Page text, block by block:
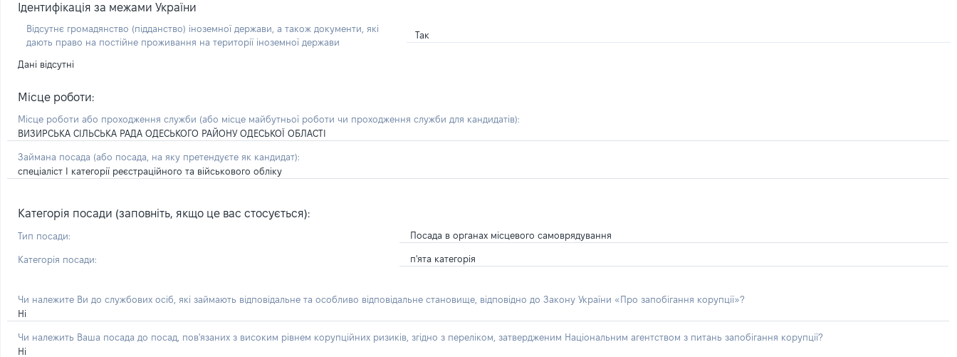
Ідентифікація за межами України
Відсутнє громадянство (підданство) іноземної держави, а також документи, які
дають право на постійне проживання на території іноземної держави
Так
Дані відсутні
Місце роботи:
Місце роботи або проходження служби (або місце майбутньої роботи чи проходження служби для кандидатів):
ВИЗИРСЬКА СІЛЬСЬКА РАДА ОДЕСЬКОГО РАЙОНУ ОДЕСЬКОЇ ОБЛАСТІ
Займана посада (або посада, на яку претендуєте як кандидат):
спеціаліст І категорії реєстраційного та військового обліку
Категорія посади (заповніть, якщо це вас стосується):
Тип посади: Посада в органах місцевого самоврядування
Категорія посади: п'ята категорія
Чи належите Ви до службових осіб, які займають відповідальне та особливо відповідальне становище, відповідно до Закону України «Про запобігання корупції»?
Ні
Чи належить Ваша посада до посад, пов'язаних з високим рівнем корупційних ризиків, згідно з переліком, затвердженим Національним агентством з питань запобігання корупції?
Ні